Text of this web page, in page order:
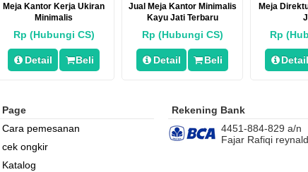
Meja Kantor Kerja Ukiran
Minimalis
Rp (Hubungi CS)
Detail Beli
Jual Meja Kantor Minimalis
Kayu Jati Terbaru
Rp (Hubungi CS)
Detail Beli
Meja
Rp
Detail
Page
Cara pemesanan
cek ongkir
Katalog
Rekening Bank
4451-884-829 a/n
Fajar Rafiqi